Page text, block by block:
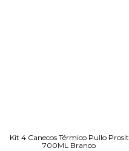
Kit 4 Canecos Térmico Pullo Prosit
700ML Branco